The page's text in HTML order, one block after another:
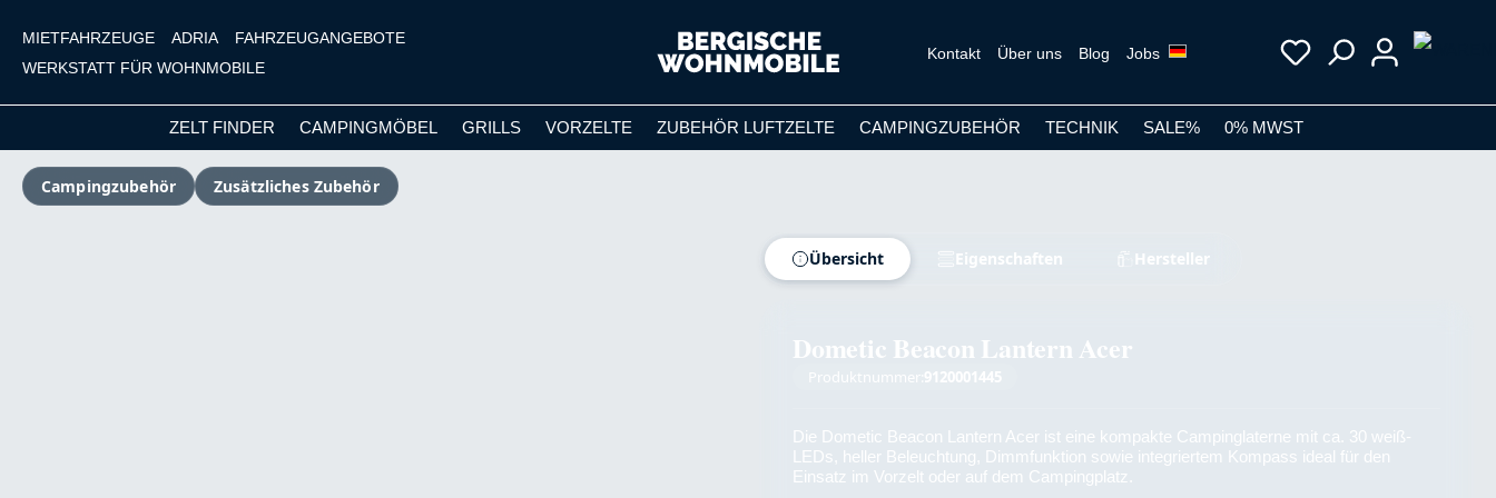
Hauptinhalt springen
Zur Suche springen
Zur Hauptnavigation springen
MIETFAHRZEUGE ADRIA
FAHRZEUGANGEBOTE
WERKSTATT FÜR WOHNMOBILE
Kontakt Über uns Blog Jobs
ZELT FINDER CAMPINGMÖBEL GRILLS VORZELTE ZUBEHÖR LUFTZELTE CAMPINGZUBEHÖR TECHNIK SALE% 0% MWST
Campingzubehör Zusätzliches Zubehör
Übersicht Eigenschaften Hersteller
Dometic Beacon Lantern Acer
Produktnummer: 9120001445
Die Dometic Beacon Lantern Acer ist eine kompakte Campinglaterne mit ca. 30 weiß-
LEDs, heller Beleuchtung, Dimmfunktion sowie integriertem Kompass ideal für den
Einsatz im Vorzelt oder auf dem Campingplatz.